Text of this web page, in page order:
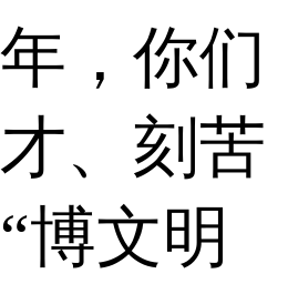
，你们
、刻苦
博文明